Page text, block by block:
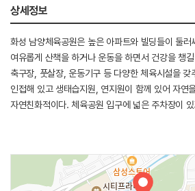
상세정보
화성 남양체육공원은 높은 아파트와 빌딩들이 둘러
여유롭게 산책을 하거나 운동을 하면서 건강을 챙
축구장, 풋살장, 운동기구 등 다양한 체육시설을
인접해 있고 생태습지원, 연지원이 함께 있어 자연
자연친화적이다. 체육공원 입구에 넓은 주차장이
깔끔한 화장실을 갖추고 있는 관리사무소가 있어
다시 게이트볼장으로 이어진다. 인조잔디가 깔려
지붕이 설치되어 있어 비가 오는 날에도 즐길 수
축구장과 테니스코트 그리고 주변으로 푹신한 매트